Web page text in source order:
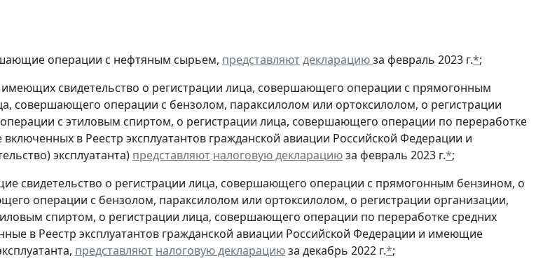
операции с нефтяным сырьем, представляютдекларациюза февраль 2023 г.*;
свидетельство о регистрации лица, совершающего операции с прямогонным
совершающего операции с бензолом, параксилолом или ортоксилолом, о регистрации
с этиловым спиртом, о регистрации лица, совершающего операции по переработке
включенных в Реестр эксплуатантов гражданской авиации Российской Федерации и
эксплуатанта) представляют налоговую декларациюза февраль 2023 г.*;
свидетельство о регистрации лица, совершающего операции с прямогонным бензином, о
операции с бензолом, параксилолом или ортоксилолом, о регистрации организации,
спиртом, о регистрации лица, совершающего операции по переработке средних
в Реестр эксплуатантов гражданской авиации Российской Федерации и имеющие
представляют налоговую декларациюза декабрь 2022 г.*;